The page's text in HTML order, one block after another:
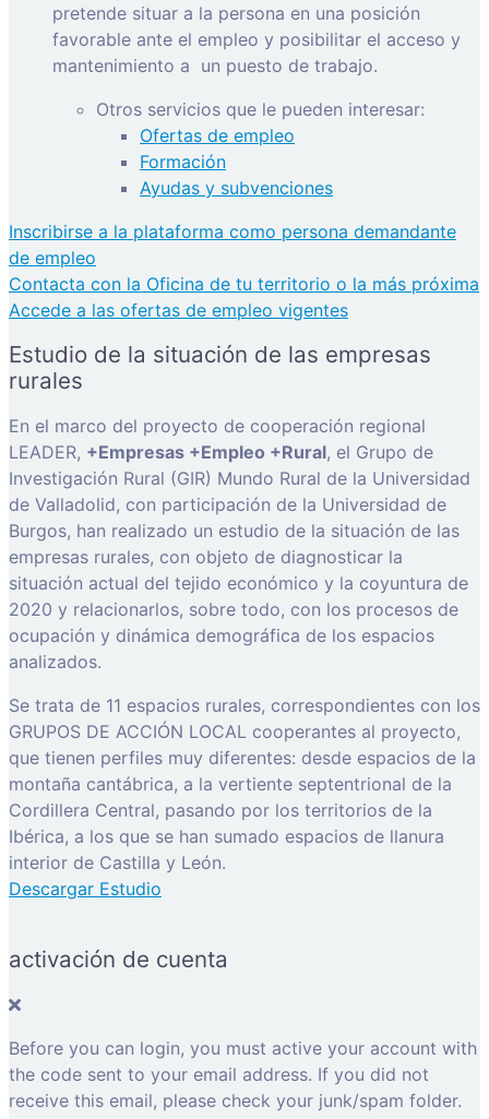
pretende situar a la persona en una posición
favorable ante el empleo y posibilitar el acceso y
mantenimiento a un puesto de trabajo.
Otros servicios que le pueden interesar:
Ofertas de empleo
Formación
Ayudas y subvenciones
Inscribirse a la plataforma como persona demandante
de empleo
Contacta con la Oficina de tu territorio o la más próxima
Accede a las ofertas de empleo vigentes
Estudio de la situación de las empresas
rurales
En el marco del proyecto de cooperación regional
LEADER, +Empresas +Empleo +Rural, el Grupo de
Investigación Rural (GIR) Mundo Rural de la Universidad
de Valladolid, con participación de la Universidad de
Burgos, han realizado un estudio de la situación de las
empresas rurales, con objeto de diagnosticar la
situación actual del tejido económico y la coyuntura de
2020 y relacionarlos, sobre todo, con los procesos de
ocupación y dinámica demográfica de los espacios
analizados.
Se trata de 11 espacios rurales, correspondientes con los
GRUPOS DE ACCIÓN LOCAL cooperantes al proyecto,
que tienen perfiles muy diferentes: desde espacios de la
montaña cantábrica, a la vertiente septentrional de la
Cordillera Central, pasando por los territorios de la
Ibérica, a los que se han sumado espacios de llanura
interior de Castilla y León.
Descargar Estudio
activación de cuenta
Before you can login, you must active your account with
the code sent to your email address. If you did not
receive this email, please check your junk/spam folder.